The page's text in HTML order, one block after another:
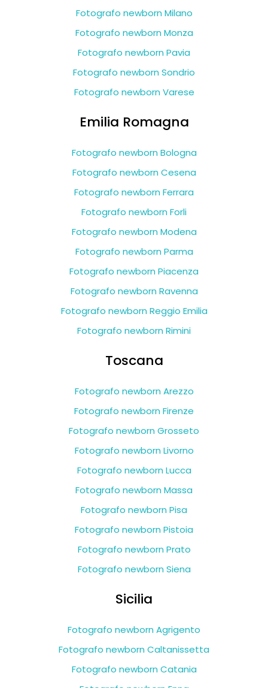
Fotografo newborn Milano
Fotografo newborn Monza
Fotografo newborn Pavia
Fotografo newborn Sondrio
Fotografo newborn Varese
Emilia Romagna
Fotografo newborn Bologna
Fotografo newborn Cesena
Fotografo newborn Ferrara
Fotografo newborn Forli
Fotografo newborn Modena
Fotografo newborn Parma
Fotografo newborn Piacenza
Fotografo newborn Ravenna
Fotografo newborn Reggio Emilia
Fotografo newborn Rimini
Toscana
Fotografo newborn Arezzo
Fotografo newborn Firenze
Fotografo newborn Grosseto
Fotografo newborn Livorno
Fotografo newborn Lucca
Fotografo newborn Massa
Fotografo newborn Pisa
Fotografo newborn Pistoia
Fotografo newborn Prato
Fotografo newborn Siena
Sicilia
Fotografo newborn Agrigento
Fotografo newborn Caltanissetta
Fotografo newborn Catania